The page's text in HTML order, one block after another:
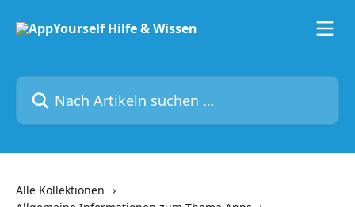
Nach Artikeln suchen …
Alle Kollektionen